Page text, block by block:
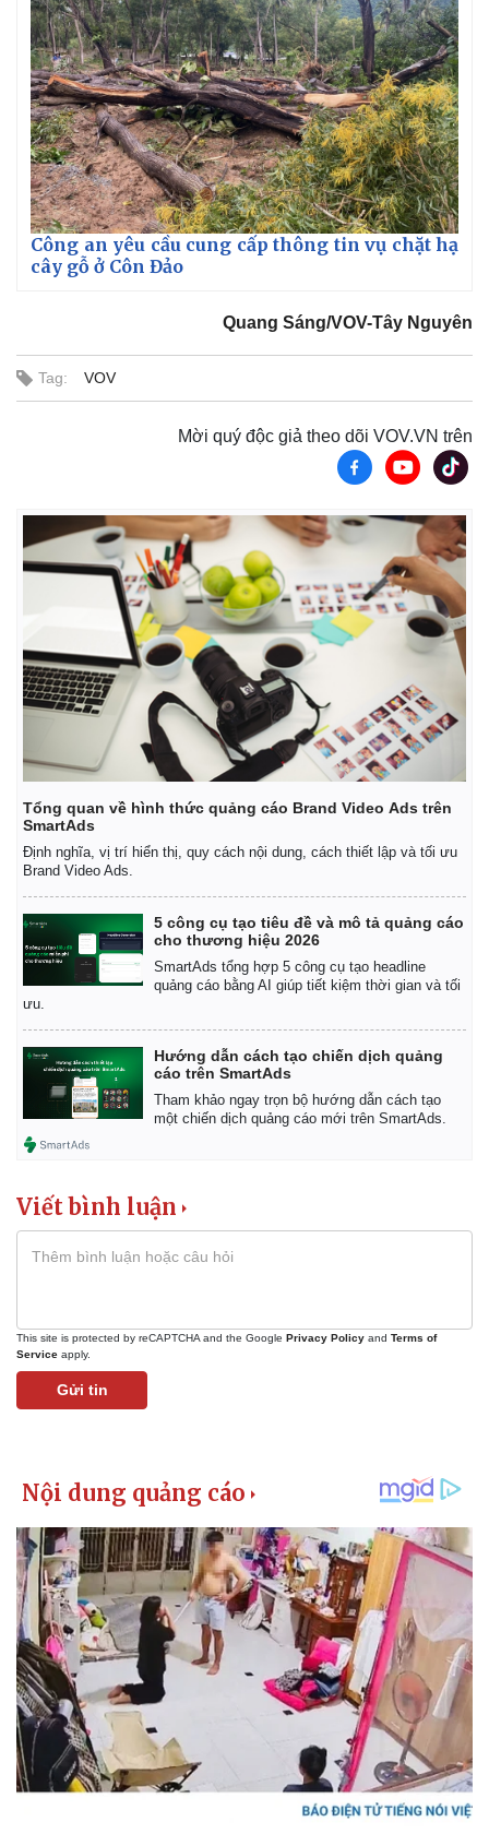
Kinh tế
Bất động sản
Thị trường
Chứng khoán
Công an yêu cầu cung cấp thông tin vụ chặt hạ
cây gỗ ở Côn Đảo
Quang Sáng/VOV-Tây Nguyên
Tag: VOV
Mời quý độc giả theo dõi VOV.VN trên
Tổng quan về hình thức quảng cáo Brand Video Ads trên
SmartAds
Định nghĩa, vị trí hiển thị, quy cách nội dung, cách thiết lập và tối ưu
Brand Video Ads.
5 công cụ tạo tiêu đề và mô tả quảng cáo
cho thương hiệu 2026
SmartAds tổng hợp 5 công cụ tạo headline
quảng cáo bằng AI giúp tiết kiệm thời gian và tối
ưu.
Hướng dẫn cách tạo chiến dịch quảng
cáo trên SmartAds
Tham khảo ngay trọn bộ hướng dẫn cách tạo
một chiến dịch quảng cáo mới trên SmartAds.
Viết bình luận
This site is protected by reCAPTCHA and the Google Privacy Policy and Terms of
Service apply.
Gửi tin